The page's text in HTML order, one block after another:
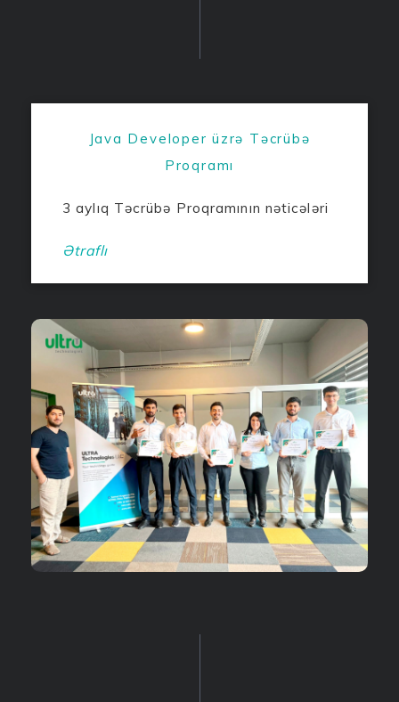
Java Developer üzrə Təcrübə
Proqramı
3 aylıq Təcrübə Proqramının nəticələri
Ətraflı